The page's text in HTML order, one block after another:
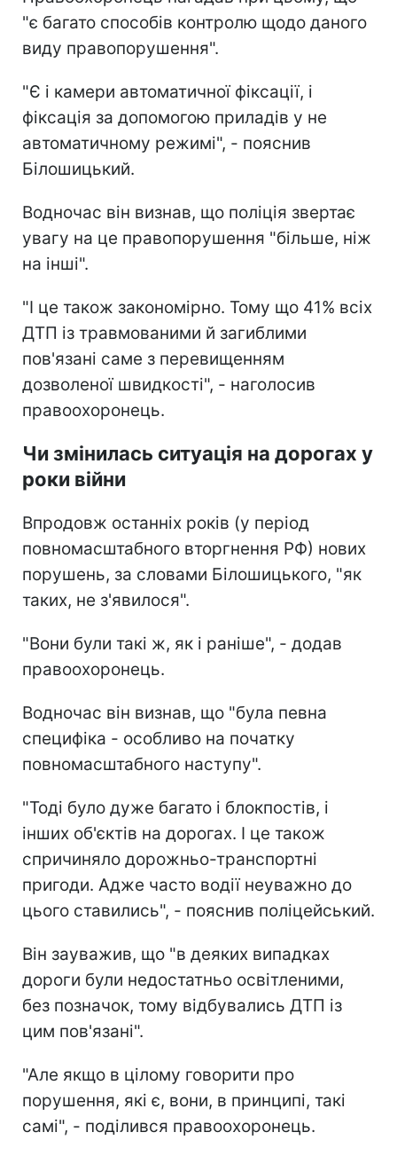
"є багато способів контролю щодо даного
виду правопорушення".
"Є і камери автоматичної фіксації, і
фіксація за допомогою приладів у не
автоматичному режимі", - пояснив
Білошицький.
Водночас він визнав, що поліція звертає
увагу на це правопорушення "більше, ніж
на інші".
"І це також закономірно. Тому що 41% всіх
ДТП із травмованими й загиблими
пов'язані саме з перевищенням
дозволеної швидкості", - наголосив
правоохоронець.
Чи змінилась ситуація на дорогах у
роки війни
Впродовж останніх років (у період
повномасштабного вторгнення РФ) нових
порушень, за словами Білошицького, "як
таких, не з'явилося".
"Вони були такі ж, як і раніше", - додав
правоохоронець.
Водночас він визнав, що "була певна
специфіка - особливо на початку
повномасштабного наступу".
"Тоді було дуже багато і блокпостів, і
інших об'єктів на дорогах. І це також
спричиняло дорожньо-транспортні
пригоди. Адже часто водії неуважно до
цього ставились", - пояснив поліцейський.
Він зауважив, що "в деяких випадках
дороги були недостатньо освітленими,
без позначок, тому відбувались ДТП із
цим пов'язані".
"Але якщо в цілому говорити про
порушення, які є, вони, в принципі, такі
самі", - поділився правоохоронець.